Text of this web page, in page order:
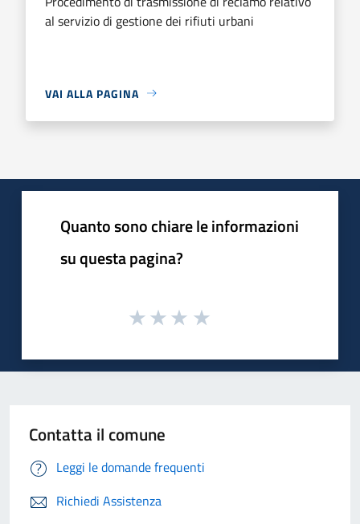
al servizio di gestione dei rifiuti urbani
VAI ALLA PAGINA
Quanto sono chiare le informazioni
su questa pagina?
Contatta il comune
Leggi le domande frequenti
Richiedi Assistenza